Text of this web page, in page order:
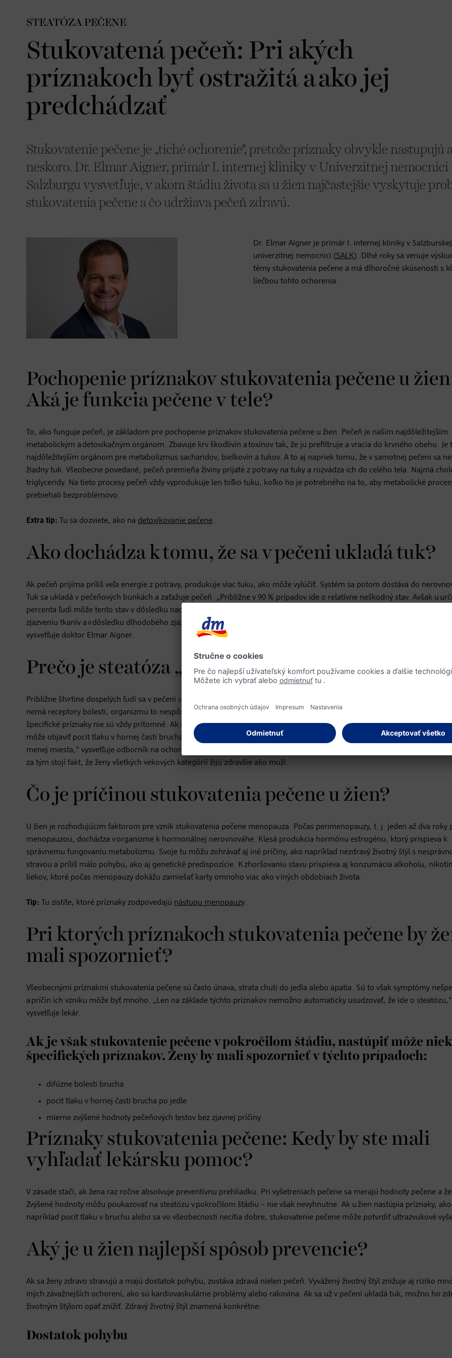
STEATÓZA PEČENE
Stukovatená pečeň: Pri akých
príznakoch byť ostražitá a ako jej
predchádzať
Stukovatenie pečene je „tiché ochorenie", pretože príznaky obvykle nastupujú
neskoro. Dr. Elmar Aigner, primár I. internej kliniky v Univerzitnej nemocnici
Salzburgu vysvetľuje, v akom štádiu života sa u žien najčastejšie vyskytuje
stukovatenia pečene a čo udržiava pečeň zdravú.
Dr. Elmar Aigner je primár I. internej kliniky v Salzburskej
univerzitnej nemocnici (SALK). Dlhé roky sa venuje
témy stukovatenia pečene a má dlhoročné skúsenosti s
liečbou tohto ochorenia.
Pochopenie príznakov stukovatenia pečene u
Aká je funkcia pečene v tele?
To, ako funguje pečeň, je základom pre pochopenie príznakov stukovatenia pečene u žien. Pečeň je naším najdôležitejším
metabolickým a detoxikačným orgánom. Zbavuje krv škodlivín a toxínov tak, že ju prefiltruje a vracia do krvného obehu. Je
najdôležitejším orgánom pre metabolizmus sacharidov, bielkovín a tukov. A to aj napriek tomu, že v samotnej pečeni sa
žiadny tuk. Všeobecne povedané, pečeň premieňa živiny prijaté z potravy na tuky a rozvádza ich do celého tela. Najmä
triglyceridy. Na tieto procesy pečeň vždy vyprodukuje len toľko tuku, koľko ho je potrebného na to, aby metabolické
prebiehali bezproblémovo.
Extra tip: Tu sa dozviete, ako na detoxikovanie pečene.
Ako dochádza k tomu, že sa v pečeni ukladá tuk?
Ak pečeň prijíma príliš veľa energie z potravy, produkuje viac tuku, ako môže vylúčiť. Systém sa potom dostáva do
Tuk sa ukladá v pečeňových bunkách a zaťažuje pečeň. „Približne v 90 % prípadov ide o relatívne neškodný stav. Avšak u
percenta ľudí môže tento stav v dôsledku nadmernej záťaže vyústiť do zápalu pečene. U pacientov potom môže dochádzať k
zjazveniu tkanív a v dôsledku dlhodobého zjazvenia pečene sa následne u niektorých pacientov môže rozvinúť cirhóza
vysvetľuje doktor Elmar Aigner.
Prečo je steatóza „tiché ochorenie“?
Približne štvrtine dospelých ľudí sa v pečeni ukladá tuk. Drvivá väčšina ľudí si to však nevšimne a pečeň trpí „potichu".
nemá receptory bolesti, organizmu to nespôsobuje žiadnu bolesť. Len malá časť postihnutých si tukové ložiská uvedomí,
špecifické príznaky nie sú vždy prítomné. Ak nastúpia, steatóza je už zvyčajne v pomerne pokročilom štádiu. „Napríklad po
môže objaviť pocit tlaku v hornej časti brucha, pretože pečeň je v dôsledku nahromadeného tuku zväčšená a na jedlo
menej miesta," vysvetľuje odborník na ochorenia pečene. Vo všeobecnosti postihuje toto ochorenie viac mužov ako ženy.
za tým stojí fakt, že ženy všetkých vekových kategórií žijú zdravšie ako muži.
Čo je príčinou stukovatenia pečene u žien?
U žien je rozhodujúcim faktorom pre vznik stukovatenia pečene menopauza. Počas perimenopauzy, t. j. jeden až dva roky
menopauzou, dochádza v organizme k hormonálnej nerovnováhe. Klesá produkcia hormónu estrogénu, ktorý prispieva k
správnemu fungovaniu metabolizmu. Svoje tu môžu zohrávať aj iné príčiny, ako napríklad nezdravý životný štýl s
stravou a príliš málo pohybu, ako aj genetické predispozície. K zhoršovaniu stavu prispieva aj konzumácia alkoholu,
liekov, ktoré počas menopauzy dokážu zamiešať karty omnoho viac ako v iných obdobiach života.
Tip: Tu zistíte, ktoré príznaky zodpovedajú nástupu menopauzy.
Pri ktorých príznakoch stukovatenia pečene by
mali spozornieť?
Všeobecnými príznakmi stukovatenia pečene sú často únava, strata chuti do jedla alebo apatia. Sú to však symptómy
a príčin ich vzniku môže byť mnoho. „Len na základe týchto príznakov nemožno automaticky usudzovať, že ide o steatózu,"
vysvetľuje lekár.
Ak je však stukovatenie pečene v pokročilom štádiu, nastúpiť môže
špecifických príznakov. Ženy by mali spozornieť v týchto prípadoch:
difúzne bolesti brucha
pocit tlaku v hornej časti brucha po jedle
mierne zvýšené hodnoty pečeňových testov bez zjavnej príčiny
Príznaky stukovatenia pečene: Kedy by ste mali
vyhľadať lekársku pomoc?
V zásade stačí, ak žena raz ročne absolvuje preventívnu prehliadku. Pri vyšetreniach pečene sa merajú hodnoty pečene a
Zvýšené hodnoty môžu poukazovať na steatózu v pokročilom štádiu – nie však nevyhnutne. Ak u žien nastúpia príznaky, ako
napríklad pocit tlaku v bruchu alebo sa vo všeobecnosti necítia dobre, stukovatenie pečene môže potvrdiť ultrazvukové
Aký je u žien najlepší spôsob prevencie?
Ak sa ženy zdravo stravujú a majú dostatok pohybu, zostáva zdravá nielen pečeň. Vyvážený životný štýl znižuje aj riziko
iných závažnejších ochorení, ako sú kardiovaskulárne problémy alebo rakovina. Ak sa už v pečeni ukladá tuk, možno ho
životným štýlom opäť znížiť. Zdravý životný štýl znamená konkrétne:
Dostatok pohybu